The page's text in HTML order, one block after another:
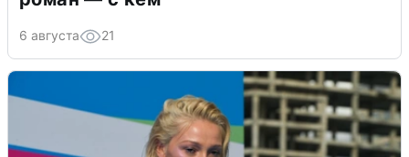
6 августа 21